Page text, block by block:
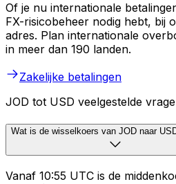
Of je nu internationale
FX-risicobeheer nodig hebt, bij
adres. Plan internationale
in meer dan 190 landen.
Zakelijke betalingen
JOD tot USD veelgestelde
Wat is de wisselkoers van JOD naar
Vanaf 10:55 UTC is de